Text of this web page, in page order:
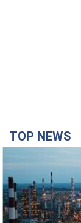
TOP NEWS